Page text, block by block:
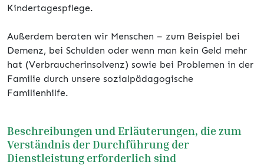
Kindertagespflege.
Außerdem beraten wir Menschen – zum Beispiel bei
Demenz, bei Schulden oder wenn man kein Geld mehr
hat (Verbraucherinsolvenz) sowie bei Problemen in der
Familie durch unsere sozialpädagogische
Familienhilfe.
Beschreibungen und Erläuterungen, die zum
Verständnis der Durchführung der
Dienstleistung erforderlich sind